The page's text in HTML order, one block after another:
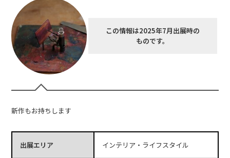
この情報は2025年7月出展時の
ものです。
新作もお持ちします
出展エリア インテリア・ライフスタイル